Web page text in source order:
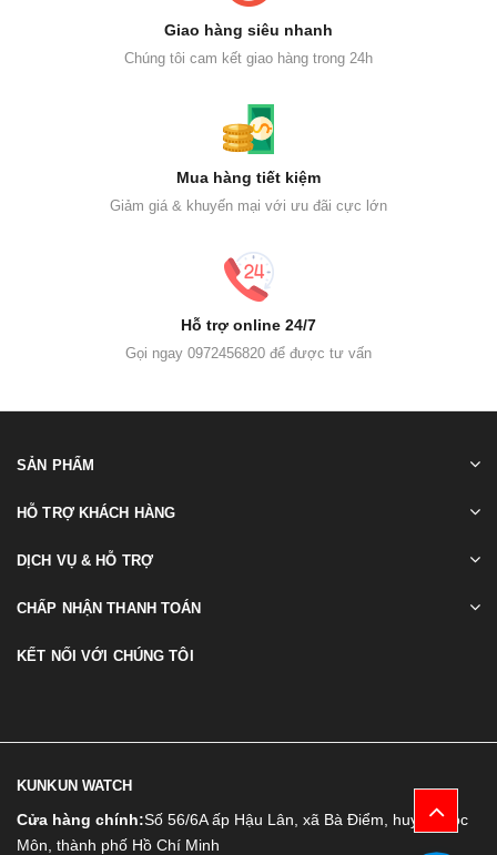
Giao hàng siêu nhanh
Chúng tôi cam kết giao hàng trong 24h
Mua hàng tiết kiệm
Giảm giá & khuyến mại với ưu đãi cực lớn
Hỗ trợ online 24/7
Gọi ngay 0972456820 để được tư vấn
SẢN PHẨM
HỖ TRỢ KHÁCH HÀNG
DỊCH VỤ & HỖ TRỢ
CHẤP NHẬN THANH TOÁN
KẾT NỐI VỚI CHÚNG TÔI
KUNKUN WATCH
Cửa hàng chính:Số 56/6A ấp Hậu Lân, xã Bà Điểm, huyện Hóc
Môn, thành phố Hồ Chí Minh